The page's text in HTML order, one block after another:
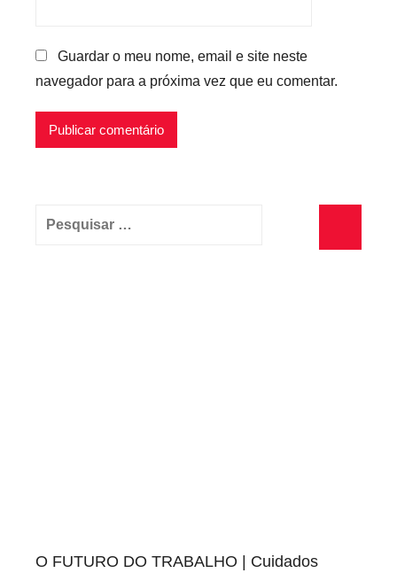
Guardar o meu nome, email e site neste
navegador para a próxima vez que eu comentar.
Pesquisar
O FUTURO DO TRABALHO | Cuidados